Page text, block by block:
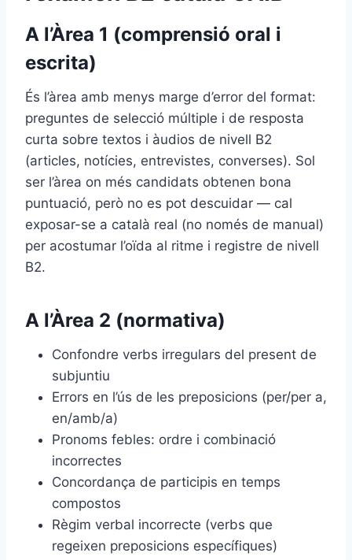
A l’Àrea 1 (comprensió oral i
escrita)
És l’àrea amb menys marge d’error del format:
preguntes de selecció múltiple i de resposta
curta sobre textos i àudios de nivell B2
(articles, notícies, entrevistes, converses). Sol
ser l’àrea on més candidats obtenen bona
puntuació, però no es pot descuidar — cal
exposar-se a català real (no només de manual)
per acostumar l’oïda al ritme i registre de nivell
B2.
A l’Àrea 2 (normativa)
Confondre verbs irregulars del present de
subjuntiu
Errors en l’ús de les preposicions (per/per a,
en/amb/a)
Pronoms febles: ordre i combinació
incorrectes
Concordança de participis en temps
compostos
Règim verbal incorrecte (verbs que
regeixen preposicions específiques)